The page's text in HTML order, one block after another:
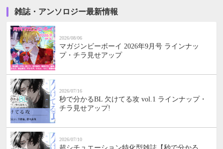
雑誌・アンソロジー最新情報
2026/08/06
マガジンビーボーイ 2026年9月号 ラインナッ
プ・チラ見せアップ
2026/07/16
秒で分かるBL 欠けてる攻 vol.1 ラインナップ・
チラ見せアップ!
2026/07/10